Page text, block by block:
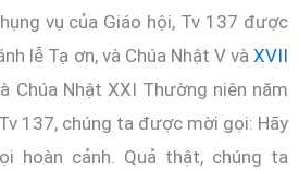
vụ của Giáo hội, Tv 137 được
lễ Tạ ơn, và Chúa Nhật V và XVII
Chúa Nhật XXI Thường niên năm
137, chúng ta được mời gọi: Hãy
hoàn cảnh. Quả thật, chúng ta